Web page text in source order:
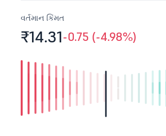
વર્તમાન કિંમત
₹14.31-0.75 (-4.98%)